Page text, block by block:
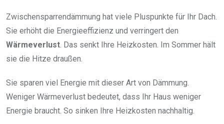
Zwischensparrendämmung hat viele Pluspunkte für Ihr Dach.
Sie erhöht die Energieeffizienz und verringert den
Wärmeverlust . Das senkt Ihre Heizkosten. Im Sommer hält
sie die Hitze draußen.
Sie sparen viel Energie mit dieser Art von Dämmung.
Weniger Wärmeverlust bedeutet, dass Ihr Haus weniger
Energie braucht. So sinken Ihre Heizkosten nachhaltig.